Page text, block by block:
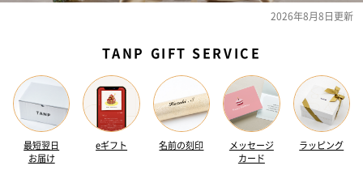
2026年8月8日更新
TANP GIFT SERVICE
最短翌日
お届け
eギフト 名前の刻印
メッセージ
カード
ラッピング